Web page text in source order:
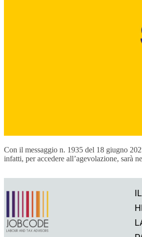
Con il messaggio n. 1935 del 18 giugno
infatti, per accedere all’agevolazione, sarà